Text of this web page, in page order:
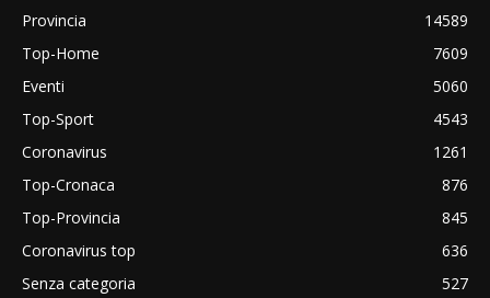
Provincia
14589
Top-Home
7609
Eventi
5060
Top-Sport
4543
Coronavirus
1261
Top-Cronaca
876
Top-Provincia
845
Coronavirus top
636
Senza categoria
527